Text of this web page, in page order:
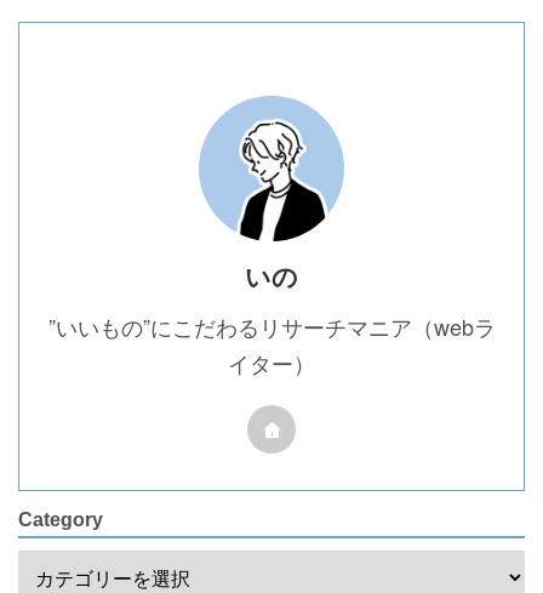
いの
”いいもの”にこだわるリサーチマニア（webラ
イター）
Category